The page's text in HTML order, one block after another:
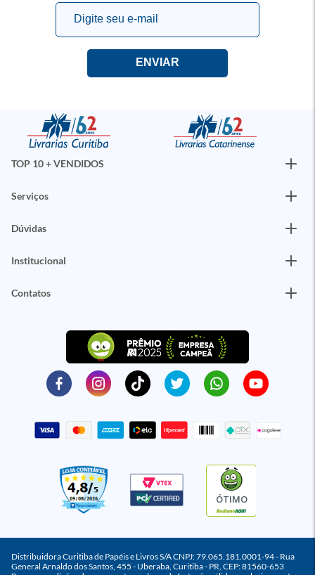
TOP 10 + VENDIDOS
Serviços
Dúvidas
Institucional
Contatos
ÓTIMO
Distribuidora Curitiba de Papéis e Livros S/A CNPJ: 79.065.181.0001-94 - Rua
General Arnaldo dos Santos, 455 - Uberaba, Curitiba - PR, CEP: 81560-653